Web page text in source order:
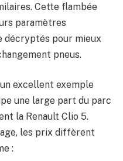
Cette flambée
paramètres
décryptés pour mieux
pneus.
excellent exemple
une large part du parc
la Renault Clio 5.
les prix diffèrent
: